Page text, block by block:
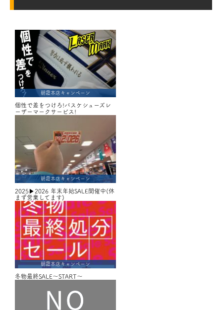
朝霞本店キャンペーン
個性で差をつけろ!バスケシューズレ
ーザーマークサービス!
朝霞本店キャンペーン
2025▶2026 年末年始SALE開催中(休
まず営業してます)
朝霞本店キャンペーン
冬物最終SALE～START～